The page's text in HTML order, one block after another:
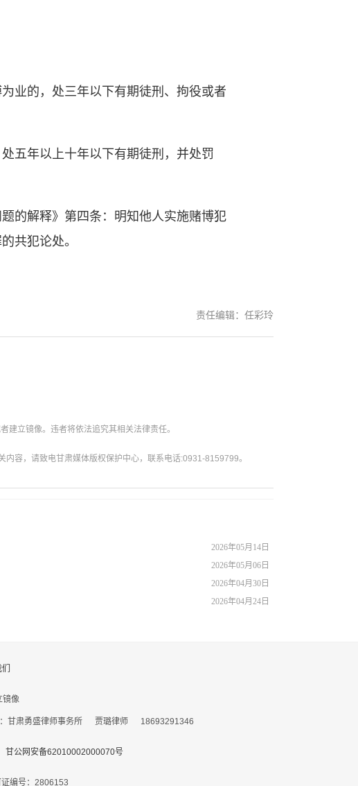
业的，处三年以下有期徒刑、拘役或者
五年以上十年以下有期徒刑，并处罚
的解释》第四条：明知他人实施赌博犯
共犯论处。
责任编辑：任彩玲
建立镜像。违者将依法追究其相关法律责任。
容，请致电甘肃媒体版权保护中心，联系电话:0931-8159799。
2026年05月14日
2026年05月06日
2026年04月30日
2026年04月24日
镜像
：甘肃勇盛律师事务所 贾璐律师 18693291346
甘公网安备62010002000070号
编号：2806153